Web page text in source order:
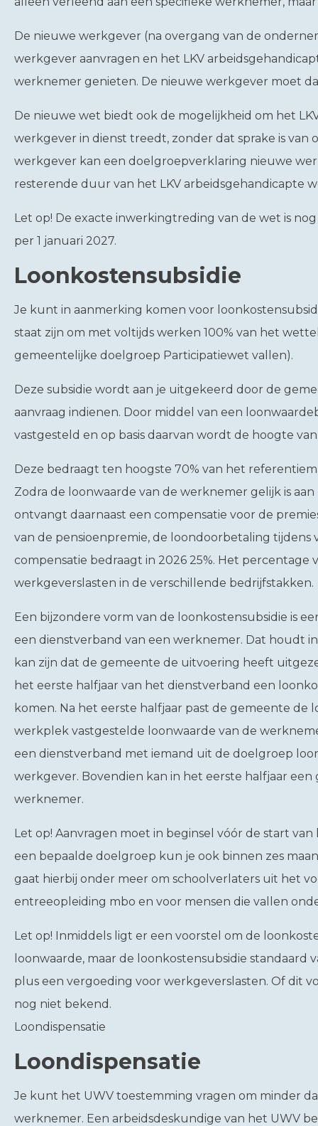
De nieuwe werkgever (na overgang van de
werkgever aanvragen en het LKV
werknemer genieten. De nieuwe werkgever moet
De nieuwe wet biedt ook de mogelijkheid om het
werkgever in dienst treedt, zonder dat sprake is
werkgever kan een doelgroepverklaring nieuwe
resterende duur van het LKV arbeidsgehandicapte
Let op! De exacte inwerkingtreding van de wet is
per 1 januari 2027.
Loonkostensubsidie
Je kunt in aanmerking komen voor
staat zijn om met voltijds werken 100% van het
gemeentelijke doelgroep Participatiewet vallen).
Deze subsidie wordt aan je uitgekeerd door de
aanvraag indienen. Door middel van een
vastgesteld en op basis daarvan wordt de hoogte
Deze bedraagt ten hoogste 70% van het
Zodra de loonwaarde van de werknemer gelijk is
ontvangt daarnaast een compensatie voor de
van de pensioenpremie, de loondoorbetaling
compensatie bedraagt in 2026 25%. Het
werkgeverslasten in de verschillende bedrijfstakken.
Een bijzondere vorm van de loonkostensubsidie is
een dienstverband van een werknemer. Dat houdt
kan zijn dat de gemeente de uitvoering heeft
het eerste halfjaar van het dienstverband een
komen. Na het eerste halfjaar past de gemeente de
werkplek vastgestelde loonwaarde van de
een dienstverband met iemand uit de doelgroep
werkgever. Bovendien kan in het eerste halfjaar
werknemer.
Let op! Aanvragen moet in beginsel vóór de start
een bepaalde doelgroep kun je ook binnen zes
gaat hierbij onder meer om schoolverlaters uit het
entreeopleiding mbo en voor mensen die vallen
Let op! Inmiddels ligt er een voorstel om de
loonwaarde, maar de loonkostensubsidie
plus een vergoeding voor werkgeverslasten. Of dit
nog niet bekend.
Loondispensatie
Loondispensatie
Je kunt het UWV toestemming vragen om minder
werknemer. Een arbeidsdeskundige van het UWV